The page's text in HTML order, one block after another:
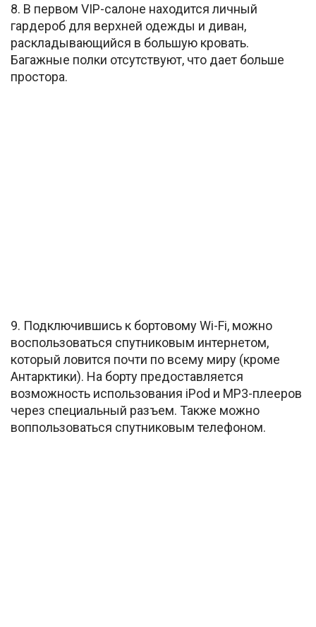
8. В первом VIP-салоне находится личный
гардероб для верхней одежды и диван,
раскладывающийся в большую кровать.
Багажные полки отсутствуют, что дает больше
простора.
9. Подключившись к бортовому Wi-Fi, можно
воспользоваться спутниковым интернетом,
который ловится почти по всему миру (кроме
Антарктики). На борту предоставляется
возможность использования iPod и MP3-плееров
через специальный разъем. Также можно
воппользоваться спутниковым телефоном.